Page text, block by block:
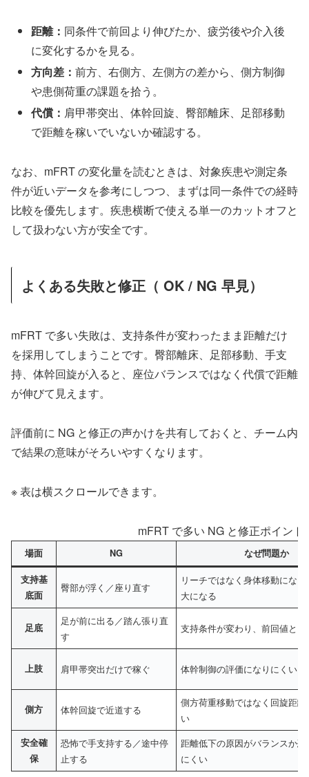
距離： 同条件で前回より伸びたか、疲労後や介入後
に変化するかを見る。
方向差：前方、右側方、左側方の差から、側方制御
や患側荷重の課題を拾う。
代償： 肩甲帯突出、体幹回旋、臀部離床、足部移動
で距離を稼いでいないか確認する。
なお、mFRT の変化量を読むときは、対象疾患や測定条
件が近いデータを参考にしつつ、まずは同一条件での経時
比較を優先します。疾患横断で使える単一のカットオフと
して扱わない方が安全です。
よくある失敗と修正（ OK / NG 早見）
mFRT で多い失敗は、支持条件が変わったまま距離だけ
を採用してしまうことです。臀部離床、足部移動、手支
持、体幹回旋が入ると、座位バランスではなく代償で距離
が伸びて見えます。
評価前に NG と修正の声かけを共有しておくと、チーム内
で結果の意味がそろいやすくなります。
※ 表は横スクロールできます。
mFRT で多い NG と修正ポイント
場面 NG なぜ問題か
支持基
底面
臀部が浮く／座り直す
リーチではなく身体移動にな
大になる
足底
足が前に出る／踏ん張り直
す
支持条件が変わり、前回値と
上肢 肩甲帯突出だけで稼ぐ 体幹制御の評価になりにくい
側方 体幹回旋で近道する
側方荷重移動ではなく回旋距
い
安全確
保
恐怖で手支持する／途中停
止する
距離低下の原因がバランスか
にくい